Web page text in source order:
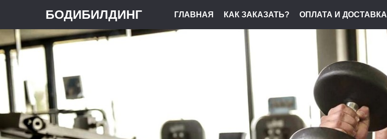
БОДИБИЛДИНГ ГЛАВНАЯ КАК ЗАКАЗАТЬ? ОПЛАТА И ДОСТАВКА